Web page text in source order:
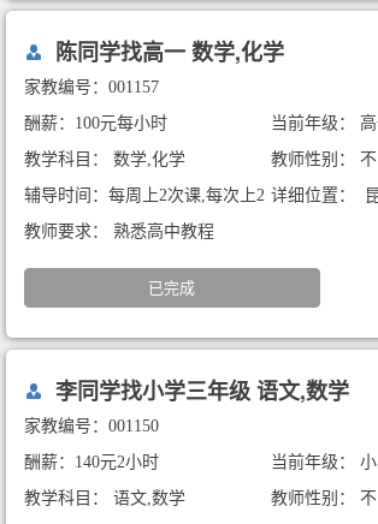
陈同学找高一 数学,化学
家教编号：001157
酬薪：100元每小时
当前年级：
教学科目： 数学,化学
教师性别：
辅导时间：每周上2次课,每次上2
小时
详细位置：
教师要求： 熟悉高中教程
已完成
李同学找小学三年级 语文,数学
家教编号：001150
酬薪：140元2小时
当前年级：
教学科目： 语文,数学
教师性别：